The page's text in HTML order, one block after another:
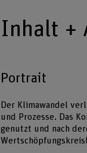
Inhalt +
Portrait
Der Klimawandel
und Prozesse. Das
genutzt und nach